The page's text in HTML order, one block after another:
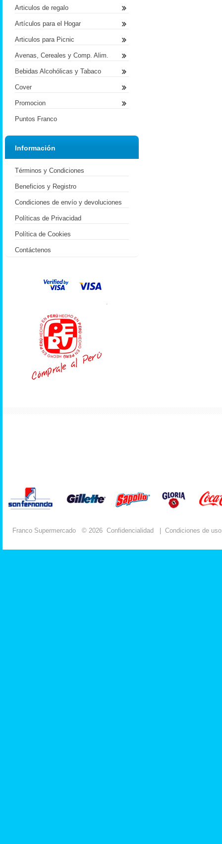
Articulos de regalo
Artículos para el Hogar
Articulos para Picnic
Avenas, Cereales y Comp. Alim.
Bebidas Alcohólicas y Tabaco
Cover
Promocion
Puntos Franco
Información
Términos y Condiciones
Beneficios y Registro
Condiciones de envío y devoluciones
Políticas de Privacidad
Política de Cookies
Contáctenos
.
Franco Supermercado © 2026 Confidencialidad Condiciones de uso